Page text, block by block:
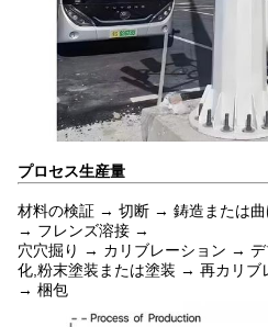
プロセス生産量
材料の検証 → 切断 → 鋳造または
→ フレンズ溶接 →
穴穴掘り → カリブレーション →
化,粉末塗装または塗装 → 再カリ
→ 梱包